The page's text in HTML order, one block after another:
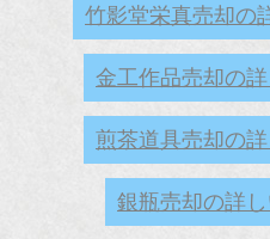
竹影堂栄真売却の
金工作品売却の
煎茶道具売却の
銀瓶売却の詳